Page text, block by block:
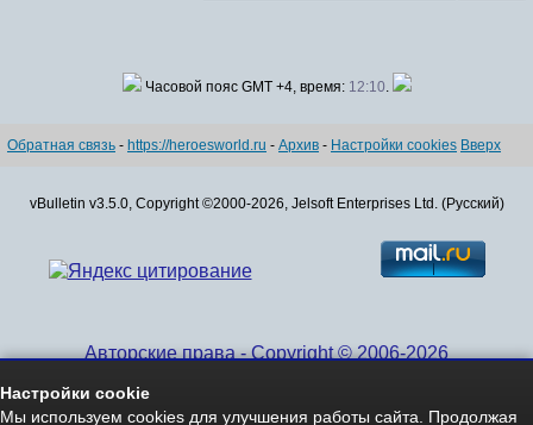
Часовой пояс GMT +4, время: 12:10.
Обратная связь - https://heroesworld.ru - Архив - Настройки cookies Вверх
vBulletin v3.5.0, Copyright ©2000-2026, Jelsoft Enterprises Ltd. (Русский)
Авторские права - Copyright © 2006-2026
Настройки cookie
Мы используем cookies для улучшения работы сайта. Продолжая